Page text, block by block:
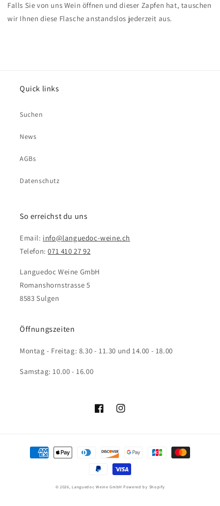
Falls Sie von uns Wein öffnen und dieser Zapfen hat, tauschen
wir Ihnen diese Flasche anstandslos jederzeit aus.
Quick links
Suchen
News
AGBs
Datenschutz
So erreichst du uns
Email: info@languedoc-weine.ch
Telefon:071 410 27 92
Languedoc Weine GmbH
Romanshornstrasse 5
8583 Sulgen
Öffnungszeiten
Montag - Freitag: 8.30 - 11.30 und 14.00 - 18.00
Samstag: 10.00 - 16.00
FacebookInstagram
Zahlungsmethoden
© 2026,Languedoc Weine GmbH Powered by Shopify